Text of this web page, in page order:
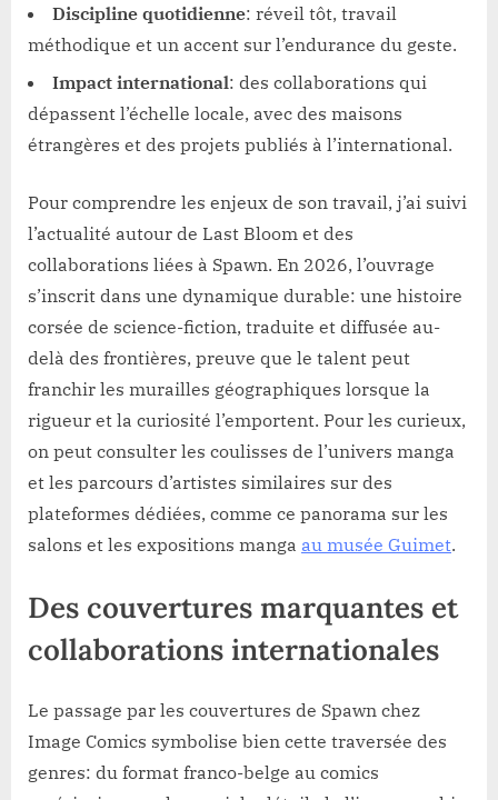
Discipline quotidienne: réveil tôt, travail
méthodique et un accent sur l’endurance du geste.
Impact international: des collaborations qui
dépassent l’échelle locale, avec des maisons
étrangères et des projets publiés à l’international.
Pour comprendre les enjeux de son travail, j’ai suivi
l’actualité autour de Last Bloom et des
collaborations liées à Spawn. En 2026, l’ouvrage
s’inscrit dans une dynamique durable: une histoire
corsée de science-fiction, traduite et diffusée au-
delà des frontières, preuve que le talent peut
franchir les murailles géographiques lorsque la
rigueur et la curiosité l’emportent. Pour les curieux,
on peut consulter les coulisses de l’univers manga
et les parcours d’artistes similaires sur des
plateformes dédiées, comme ce panorama sur les
salons et les expositions manga au musée Guimet.
Des couvertures marquantes et
collaborations internationales
Le passage par les couvertures de Spawn chez
Image Comics symbolise bien cette traversée des
genres: du format franco-belge au comics